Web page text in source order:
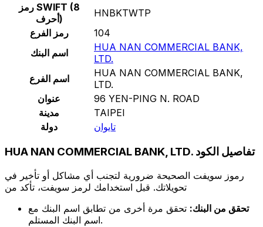
رمز SWIFT (8
أحرف)
HNBKTWTP
رمز الفرع
104
اسم البنك
HUA NAN COMMERCIAL BANK,
LTD.
اسم الفرع
HUA NAN COMMERCIAL BANK,
LTD.
عنوان
96 YEN-PING N. ROAD
مدينة
TAIPEI
دولة
تايوان
HUA NAN COMMERCIAL BANK, LTD. تفاصيل الكود
رموز سويفت الصحيحة ضرورية لتجنب أي مشاكل أو تأخير في
تحويلاتك. قبل استخدامك لرمز سويفت، تأكد من
تحقق من البنك: تحقق مرة أخرى من تطابق اسم البنك مع
اسم البنك المستلم.